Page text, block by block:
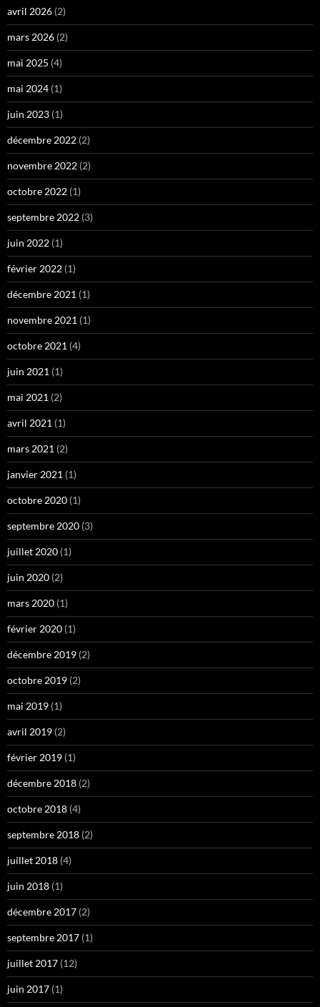
avril 2026 (2)
mars 2026 (2)
mai 2025 (4)
mai 2024 (1)
juin 2023 (1)
décembre 2022 (2)
novembre 2022 (2)
octobre 2022 (1)
septembre 2022 (3)
juin 2022 (1)
février 2022 (1)
décembre 2021 (1)
novembre 2021 (1)
octobre 2021 (4)
juin 2021 (1)
mai 2021 (2)
avril 2021 (1)
mars 2021 (2)
janvier 2021 (1)
octobre 2020 (1)
septembre 2020 (3)
juillet 2020 (1)
juin 2020 (2)
mars 2020 (1)
février 2020 (1)
décembre 2019 (2)
octobre 2019 (2)
mai 2019 (1)
avril 2019 (2)
février 2019 (1)
décembre 2018 (2)
octobre 2018 (4)
septembre 2018 (2)
juillet 2018 (4)
juin 2018 (1)
décembre 2017 (2)
septembre 2017 (1)
juillet 2017 (12)
juin 2017 (1)